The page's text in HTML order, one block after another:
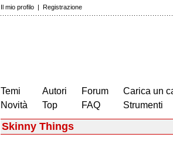
Il mio profilo | Registrazione
Temi
Novità
Autori
Top
Forum
FAQ
Carica un
Strumenti
Skinny Things